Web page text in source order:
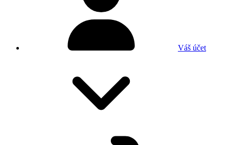
Váš účet